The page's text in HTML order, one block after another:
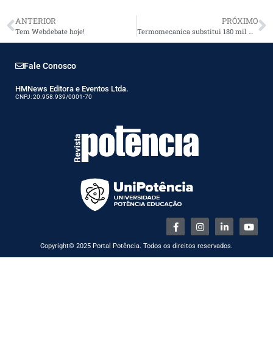
ANTERIOR
Tem Webdebate hoje!
PRÓXIMO
Termomecanica substitui 180 mil m² de telhado por material ecológico
Fale Conosco
HMNews Editora e Eventos Ltda.
CNPJ: 20.958.939/0001-70
Copyright© 2025 Portal Potência. Todos os direitos reservados.